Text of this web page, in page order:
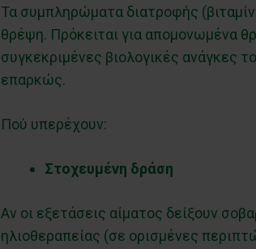
Τα συμπληρώματα διατροφής
θρέψη. Πρόκειται για απομονωμένα
συγκεκριμένες βιολογικές ανάγκες
επαρκώς.
Πού υπερέχουν:
Στοχευμένη δράση
Αν οι εξετάσεις αίματος δείξουν
ηλιοθεραπείας (σε ορισμένες